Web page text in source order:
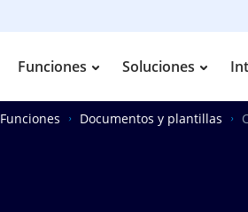
Funciones Soluciones
Funciones Documentos y plantillas